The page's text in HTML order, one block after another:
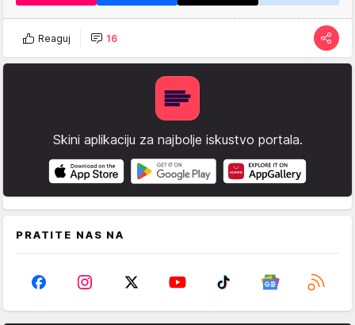
Reaguj 16
Skini aplikaciju za najbolje iskustvo portala.
PRATITE NAS NA